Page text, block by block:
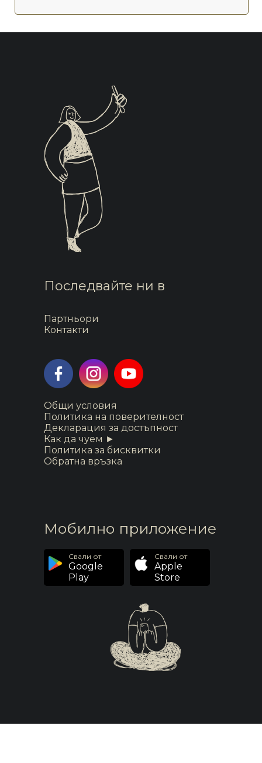
Последвайте ни в
Партньори
Контакти
Общи условия
Политика на поверителност
Декларация за достъпност
Как да чуем ►
Политика за бисквитки
Обратна връзка
Мобилно приложение
Свали от
Google
Play
Свали от
Apple
Store